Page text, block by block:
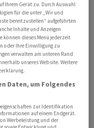
das Bild intakt,
Gewerbe von
kompensiert
was "die US-
auf eine weitere
Dow Jones
vor dem
Ihrem Gerät zu. Durch Auswahl
für die unter „Wir und
bereitzustellen“ aufgeführten
Inhalte und Anzeigen
können dieses Menü jederzeit
oder Ihre Einwilligung zu
verwalten am unteren Rand
unseres Website. Weitere
Daten, um Folgendes
zur Identifikation
auf einem Endgerät.
Werbeleistung und der